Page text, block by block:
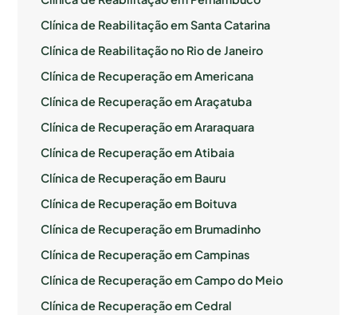
Clínica de Reabilitação em Santa Catarina
Clínica de Reabilitação no Rio de Janeiro
Clínica de Recuperação em Americana
Clínica de Recuperação em Araçatuba
Clínica de Recuperação em Araraquara
Clínica de Recuperação em Atibaia
Clínica de Recuperação em Bauru
Clínica de Recuperação em Boituva
Clínica de Recuperação em Brumadinho
Clínica de Recuperação em Campinas
Clínica de Recuperação em Campo do Meio
Clínica de Recuperação em Cedral